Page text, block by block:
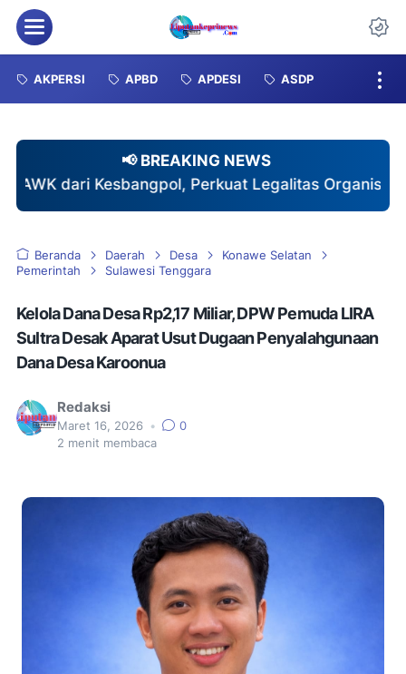
Menu
AKPERSI APBD APDESI ASDP
📢 BREAKING NEWS
Perkuat Legalitas Organisasi Pers
♦
Beranda Daerah Desa
Konawe Selatan
Pemerintah
Sulawesi Tenggara
Kelola Dana Desa Rp2,17 Miliar, DPW Pemuda LIRA
Sultra Desak Aparat Usut Dugaan Penyalahgunaan
Dana Desa Karoonua
Redaksi
Maret 16, 2026 •
0
2 menit membaca